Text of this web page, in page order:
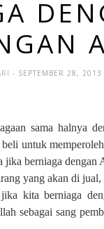
- SEPTEMBER 28, 2013
sama halnya
untuk
berniaga dengan
yang akan di
kita berniaga
sebagai sang